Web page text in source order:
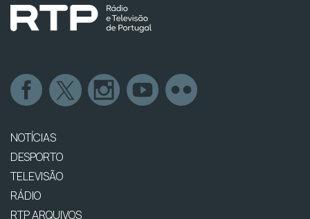
NOTÍCIAS
DESPORTO
TELEVISÃO
RÁDIO
RTP ARQUIVOS